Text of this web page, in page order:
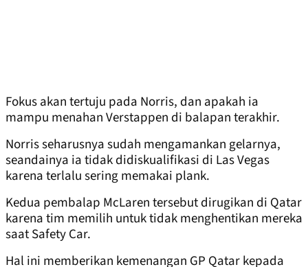
Fokus akan tertuju pada Norris, dan apakah ia
mampu menahan Verstappen di balapan terakhir.
Norris seharusnya sudah mengamankan gelarnya,
seandainya ia tidak didiskualifikasi di Las Vegas
karena terlalu sering memakai plank.
Kedua pembalap McLaren tersebut dirugikan di Qatar
karena tim memilih untuk tidak menghentikan mereka
saat Safety Car.
Hal ini memberikan kemenangan GP Qatar kepada